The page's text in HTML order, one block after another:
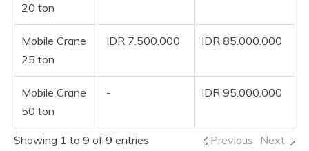
20 ton
Mobile Crane
25 ton
IDR 7.500.000 IDR 85.000.000
Mobile Crane
50 ton
- IDR 95.000.000
Showing 1 to 9 of 9 entries Previous Next